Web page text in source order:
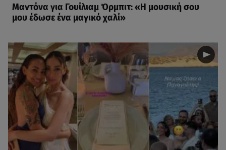
Μαντόνα για Γουίλιαμ Όρμπιτ: «Η μουσική σου
μου έδωσε ένα μαγικό χαλί»